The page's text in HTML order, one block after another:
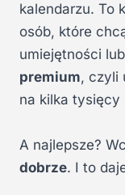
kalendarzu. To
osób, które
umiejętności
premium, czyli
na kilka tysięcy
A najlepsze?
dobrze. I to